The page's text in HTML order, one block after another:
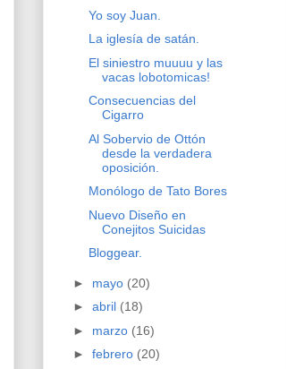
Yo soy Juan.
La iglesía de satán.
El siniestro muuuu y las
vacas lobotomicas!
Consecuencias del
Cigarro
Al Sobervio de Ottón
desde la verdadera
oposición.
Monólogo de Tato Bores
Nuevo Diseño en
Conejitos Suicidas
Bloggear.
► mayo (20)
► abril (18)
► marzo (16)
► febrero (20)